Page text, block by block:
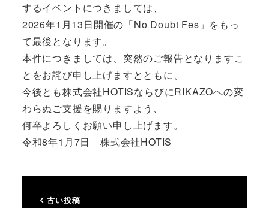
するイベントにつきましては、
2026年1月13日開催の「No Doubt Fes」をもっ
て最後となります。
本件につきましては、突然のご報告となりますこ
とをお詫び申し上げますとともに、
今後とも株式会社HOTISならびにRIKAZOへの変
わらぬご支援を賜りますよう、
何卒よろしくお願い申し上げます。
令和8年1月7日 株式会社HOTIS
古い投稿